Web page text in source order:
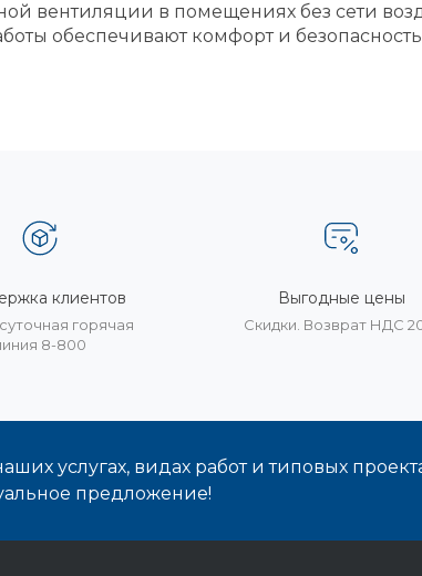
вентиляции в помещениях без сети
обеспечивают комфорт и
клиентов
горячая
8-800
Выгодные цены
Скидки. Возврат НДС
услугах, видах работ и типовых
предложение!